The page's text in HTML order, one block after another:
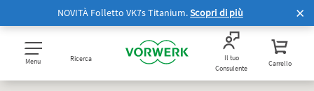
NOVITÀ Folletto VK7s Titanium.Scopri di più
Menu Ricerca
Il tuo
Consulente
Carrello